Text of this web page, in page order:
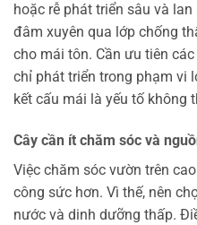
hoặc rễ phát triển sâu và
đâm xuyên qua lớp chống
cho mái tôn. Cần ưu tiên
chỉ phát triển trong phạm vi
kết cấu mái là yếu tố không
Cây cần ít chăm sóc và
Việc chăm sóc vườn trên
công sức hơn. Vì thế, nên
nước và dinh dưỡng thấp.